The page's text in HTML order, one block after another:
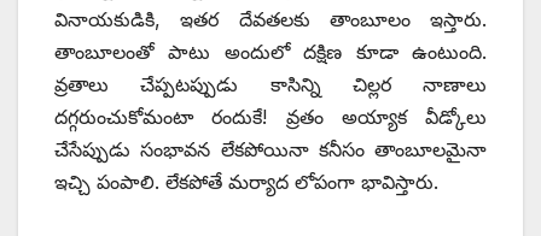
వినాయకుడికి, ఇతర దేవతలకు తాంబూలం ఇస్తారు.
తాంబూలంతో పాటు అందులో దక్షిణ కూడా ఉంటుంది.
వ్రతాలు చేప్పటప్పుడు కాసిన్ని చిల్లర నాణాలు
దగ్గరుంచుకోమంటా రందుకే! వ్రతం అయ్యాక వీడ్కోలు
చేసేప్పుడు సంభావన లేకపోయినా కనీసం తాంబూలమైనా
ఇచ్చి పంపాలి. లేకపోతే మర్యాద లోపంగా భావిస్తారు.